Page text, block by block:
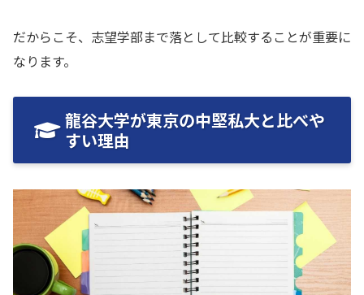
だからこそ、志望学部まで落として比較することが重要に
なります。
龍谷大学が東京の中堅私大と比べや
すい理由